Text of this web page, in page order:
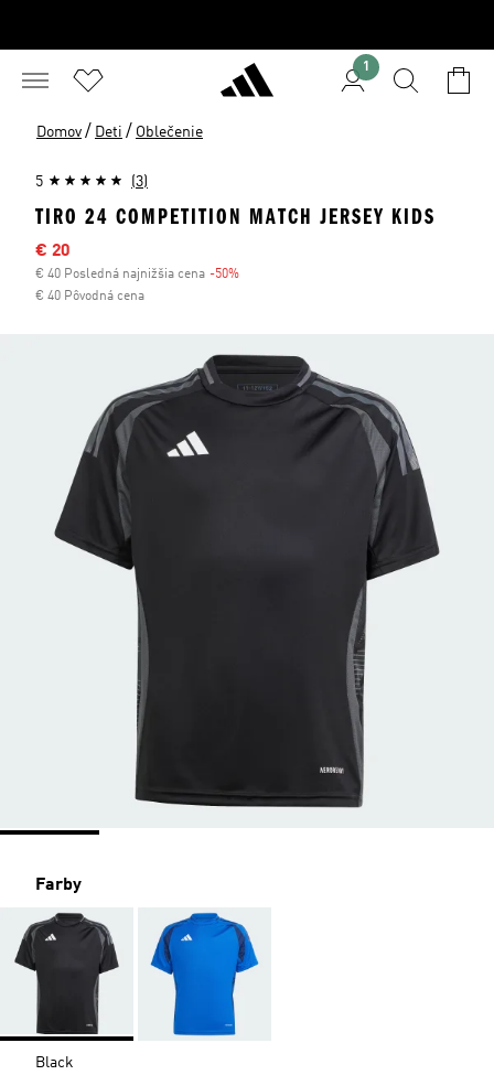
1
Domov / Deti / Oblečenie
5 (3)
TIRO 24 COMPETITION MATCH JERSEY KIDS
Výpredajová cena
€ 20
€ 40 Posledná najnižšia cena -50%
€ 40 Pôvodná cena
Farby
Black